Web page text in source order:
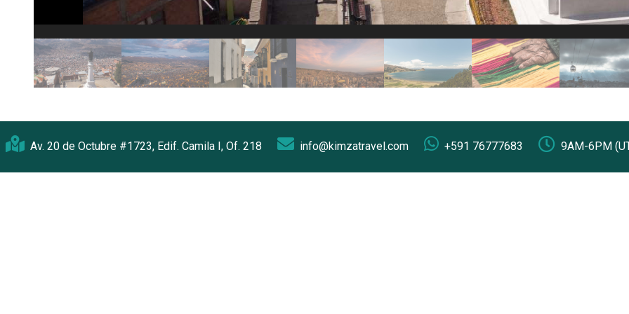
Av. 20 de Octubre #1723, Edif. Camila I, Of. 218 info@kimzatravel.com +591 76777683 9AM-6PM